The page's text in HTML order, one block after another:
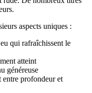
aspects uniques :
qui rafraîchissent le
atteint
généreuse
profondeur et